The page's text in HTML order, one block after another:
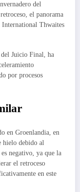
del
el panorama
International Thwaites
Juicio Final, ha
por procesos
en Groenlandia, en
hielo debido al
negativo, ya que la
el retroceso
en este